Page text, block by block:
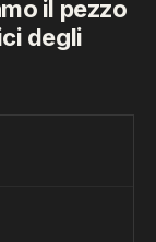
il pezzo
degli